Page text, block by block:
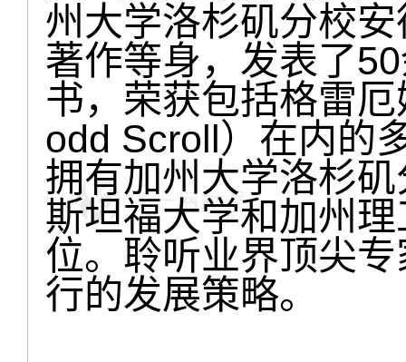
州大学洛杉矶分校
著作等身，发表了
书，荣获包括格雷
odd Scroll）在内的
拥有加州大学洛杉
斯坦福大学和加州
位。聆听业界顶尖
行的发展策略。